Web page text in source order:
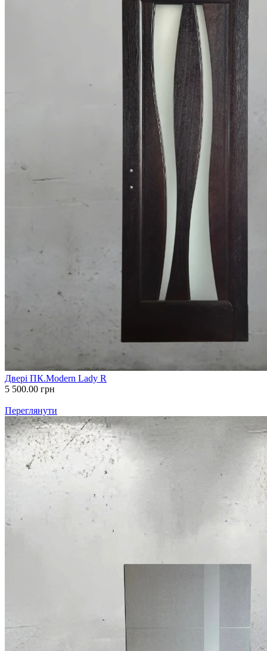
Двері ПК.Modern Lady R
5 500.00 грн
Переглянути